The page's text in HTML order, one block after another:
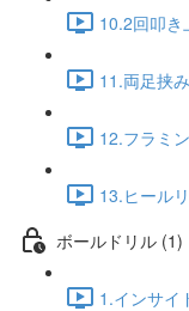
10.2回叩
11.両足挟
12.フラミ
13.ヒール
ボールドリル (1)
1.インサイ